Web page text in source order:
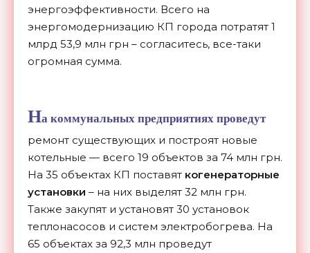
энергоэффективности. Всего на
энергомодернизацию КП города потратят 1
млрд 53,9 млн грн – согласитесь, все-таки
огромная сумма.
На коммунальных предприятиях проведут
ремонт существующих и построят новые
котельные — всего 19 объектов за 74 млн грн.
На 35 объектах КП поставят когенераторные
установки – на них выделят 32 млн грн.
Также закупят и установят 30 установок
теплонасосов и систем электробогрева. На
65 объектах за 92,3 млн проведут